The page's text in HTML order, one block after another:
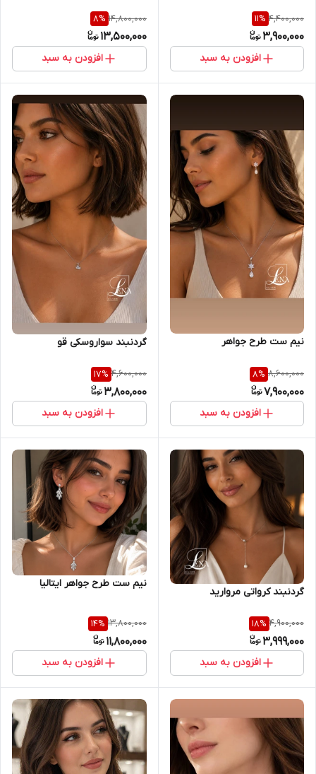
4,400,000
11%
3,900,000
افزودن به سبد
14,800,000
8%
13,500,000
افزودن به سبد
نیم ست طرح جواهر
8,600,000
8%
7,900,000
افزودن به سبد
گردنبند سواروسکی قو
4,600,000
17%
3,800,000
افزودن به سبد
گردنبند کرواتی مروارید
4,900,000
18%
3,999,000
افزودن به سبد
نیم ست طرح جواهر ایتالیا
13,800,000
14%
11,800,000
افزودن به سبد